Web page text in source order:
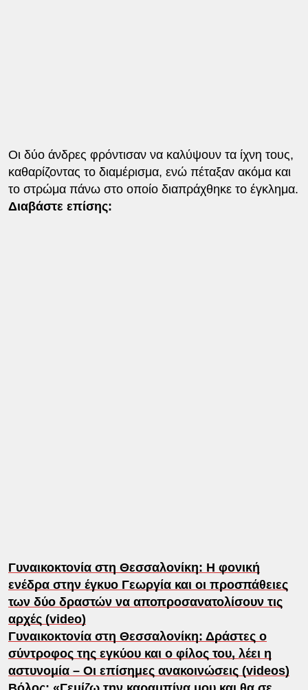
Οι δύο άνδρες φρόντισαν να καλύψουν τα ίχνη τους,
καθαρίζοντας το διαμέρισμα, ενώ πέταξαν ακόμα και
το στρώμα πάνω στο οποίο διαπράχθηκε το έγκλημα.
Διαβάστε επίσης:
Γυναικοκτονία στη Θεσσαλονίκη: Η φονική
ενέδρα στην έγκυο Γεωργία και οι προσπάθειες
των δύο δραστών να αποπροσανατολίσουν τις
αρχές (video)
Γυναικοκτονία στη Θεσσαλονίκη: Δράστες ο
σύντροφος της εγκύου και ο φίλος του, λέει η
αστυνομία – Οι επίσημες ανακοινώσεις (videos)